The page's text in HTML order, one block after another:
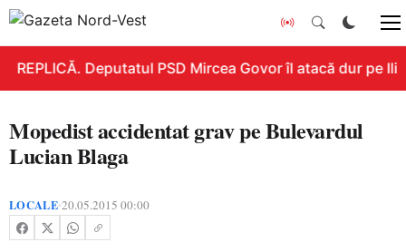
REPLICĂ. Deputatul PSD Mircea Govor îl atacă dur pe
Mopedist accidentat grav pe Bulevardul
Lucian Blaga
LOCALE•20.05.2015 00:00